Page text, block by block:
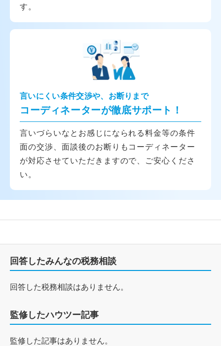
す。
言いにくい条件交渉や、お断りまで
コーディネーターが徹底サポート！
言いづらいなとお感じになられる料金等の条件
面の交渉、面談後のお断りもコーディネーター
が対応させていただきますので、ご安心くださ
い。
回答したみんなの税務相談
回答した税務相談はありません。
監修したハウツー記事
監修した記事はありません。